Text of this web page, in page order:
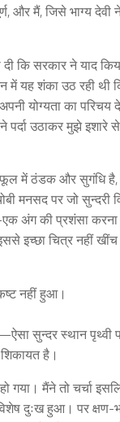
मैं, जिसे भाग्य देवी
कि सरकार ने याद
यह शंका उठ रही थी
योग्यता का
पर्दा उठाकर मुझे
में ठंडक और सुगंधि
मनसद पर जो सुन्दरी
की प्रशंसा करना
इससे इच्छा चित्र
नहीं हुआ।
सुन्दर स्थान
है।
गया। मैंने तो चर्चा
दुःख हुआ। पर